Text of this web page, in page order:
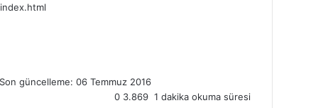
Son güncelleme: 06 Temmuz 2016
0 3.869 1 dakika okuma süresi